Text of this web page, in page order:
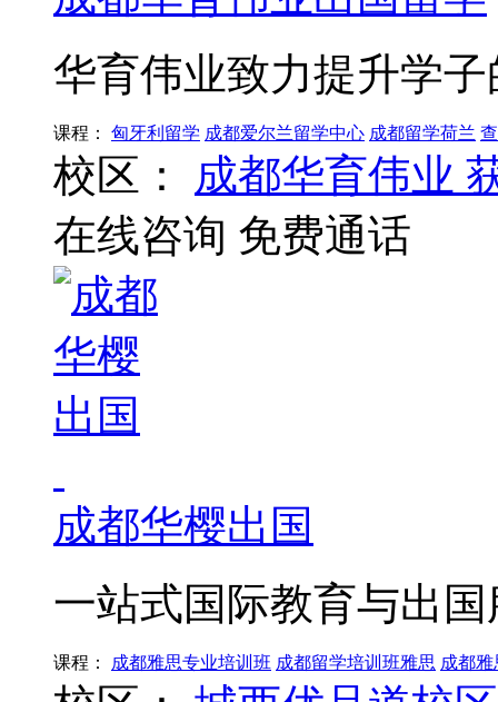
华育伟业致力提升学
课程： 匈牙利留学 成都爱尔兰留学中心 成都留学荷兰
校区： 成都华育伟业
在线咨询 免费通话
成都华樱出国
一站式国际教育与出
课程： 成都雅思专业培训班 成都留学培训班雅思 成都